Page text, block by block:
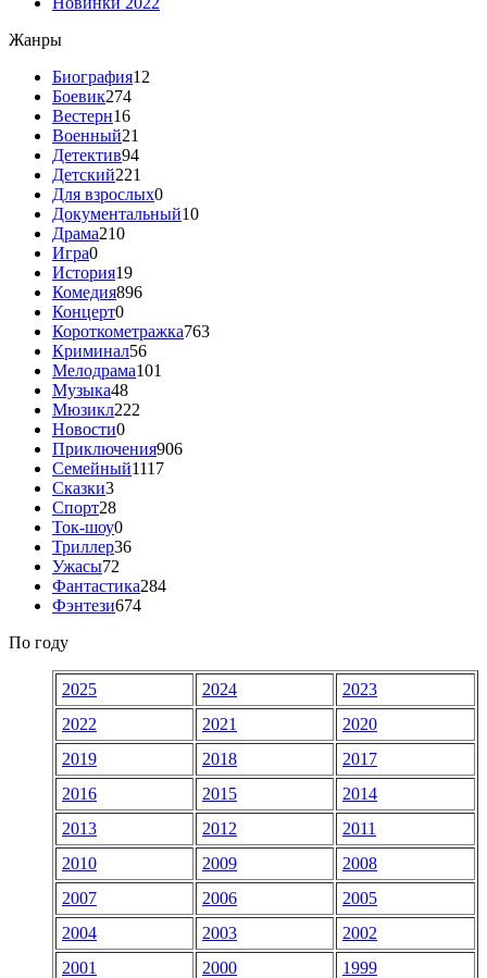
Жанры
Биография12
Боевик274
Вестерн16
Военный21
Детектив94
Детский221
Для взрослых0
Документальный10
Драма210
Игра0
История19
Комедия896
Концерт0
Короткометражка763
Криминал56
Мелодрама101
Музыка48
Мюзикл222
Новости0
Приключения906
Семейный1117
Сказки3
Спорт28
Ток-шоу0
Триллер36
Ужасы72
Фантастика284
Фэнтези674
По году
2025 2024
2023
2022
2021
2020
2019
2018
2017
2016
2015
2014
2013
2012
2011
2010
2009
2008
2007
2006
2005
2004
2003
2002
2001
2000
1999